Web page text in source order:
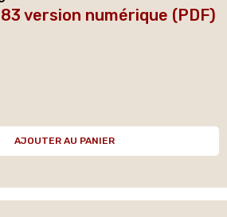
version numérique (PDF)
AJOUTER AU PANIER